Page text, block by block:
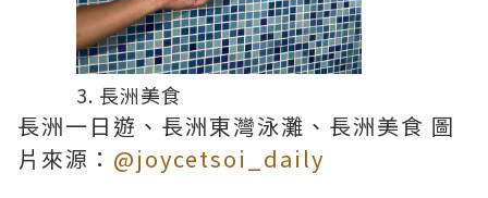
3. 長洲美食
長洲一日遊、長洲東灣泳灘、長洲美食 圖
片來源： @joycetsoi_daily